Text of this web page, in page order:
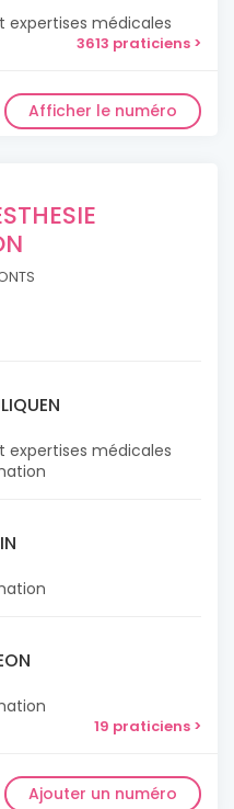
expertises médicales
3613 praticiens >
Afficher le numéro
expertises médicales
19 praticiens >
Ajouter un numéro